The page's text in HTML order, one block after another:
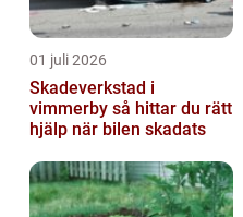
01 juli 2026
Skadeverkstad i
vimmerby så hittar du rätt
hjälp när bilen skadats